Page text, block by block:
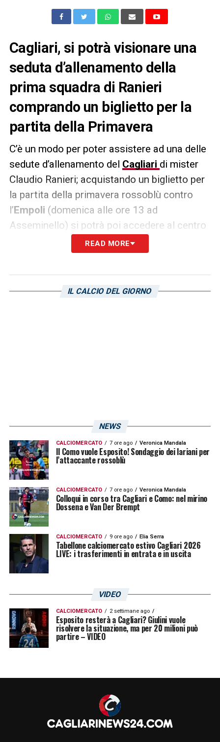
Cagliari, si potrà visionare una
seduta d’allenamento della
prima squadra di Ranieri
comprando un biglietto per la
partita della Primavera
C’è un modo per poter assistere ad una delle
sedute d’allenamento del Cagliari di mister
Claudio Ranieri; acquistando un biglietto per
la partita della primavera rossoblù contro
l’Empoli (domenica alle ore 13 ad
Asseminello) si potrà poi accedere al centro
sportivo per una seduta di capitan Leonardo
e compagni. Questo il
L’acquisto di un titolo di accesso per la sfida
LA PLAYLIST DELLE NOSTRE TOP NEWS
READ MORE
IL CALCIO DEL GIORNO
NEWS
CALCIOMERCATO 7 ore ago Veronica Mandala
Il Como vuole Esposito! Sondaggio dei lariani per
l’attaccante rossoblù
CALCIOMERCATO 7 ore ago Veronica Mandala
Colloqui in corso tra Cagliari e Como: nel mirino
Dossena e Van Der Brempt
CALCIOMERCATO 9 ore ago Elia Serra
Tabellone calciomercato estivo Cagliari 2026
LIVE: i trasferimenti in entrata e in uscita
VIDEO
CALCIOMERCATO 2 settimane ago
Esposito resterà a Cagliari? Giulini vuole
risolvere la situazione, ma per 20 milioni può
partire – VIDEO